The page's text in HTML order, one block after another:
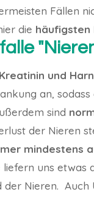
Fällen
die häufigsten
Kreatinin und
an,
sind
der Nieren
mindestens
liefern uns etwas
Nieren.